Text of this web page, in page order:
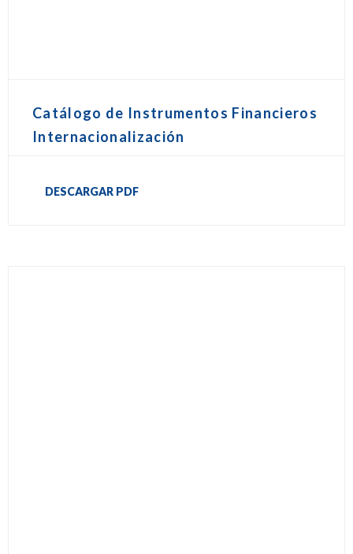
Catálogo de Instrumentos Financieros
Internacionalización
DESCARGAR PDF